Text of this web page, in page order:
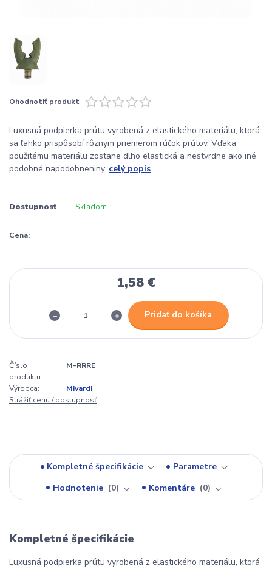
Ohodnotiť produkt
Luxusná podpierka prútu vyrobená z elastického materiálu, ktorá
sa ľahko prispôsobí rôznym priemerom rúčok prútov. Vďaka
použitému materiálu zostane dlho elastická a nestvrdne ako iné
podobné napodobneniny. celý popis
Dostupnosť Skladom
Cena:
1,58 €
Pridať do košíka
Číslo
produktu:
M-RRRE
Výrobca:
Mivardi
Strážiť cenu / dostupnosť
Kompletné špecifikácie
Parametre
Hodnotenie
0 Komentáre 0
Kompletné špecifikácie
Luxusná podpierka prútu vyrobená z elastického materiálu, ktorá